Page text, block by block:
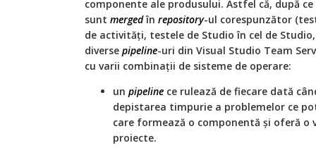
componente ale produsului. Astfel că, după
sunt mergedîn repository-ul corespunzător
de activități, testele de Studio în cel de
diverse pipeline-uri din Visual Studio Team
cu varii combinații de sisteme de operare:
un pipeline ce rulează de fiecare dată
depistarea timpurie a problemelor ce
care formează o componentă și oferă
proiecte.